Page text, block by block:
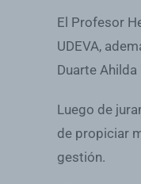
El Profesor
UDEVA,
Duarte
Luego de
de propiciar
gestión.